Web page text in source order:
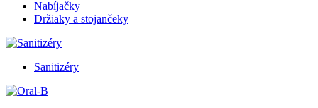
Nabíjačky
Držiaky a stojančeky
Sanitizéry